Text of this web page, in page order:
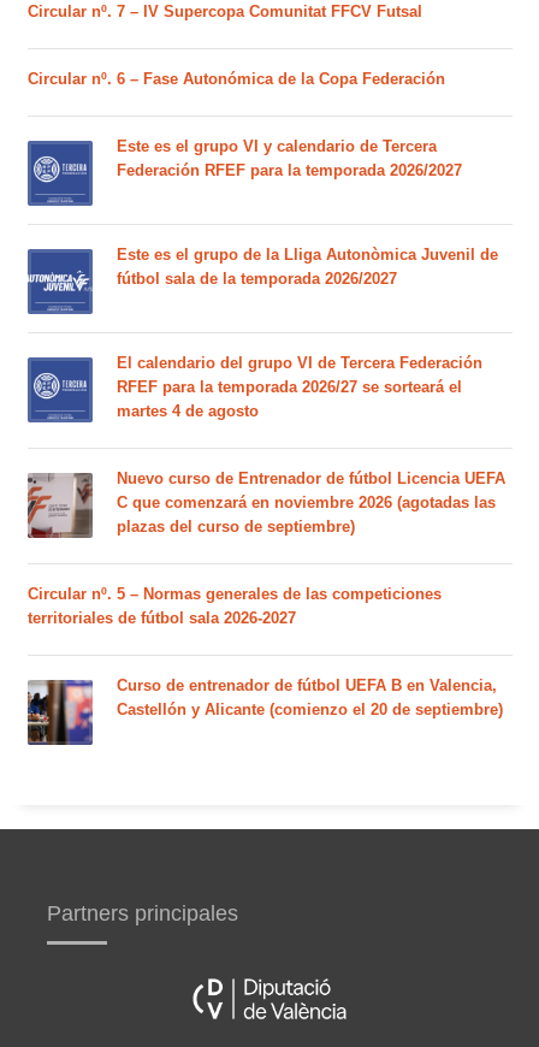
Circular nº. 7 – IV Supercopa Comunitat FFCV Futsal
Circular nº. 6 – Fase Autonómica de la Copa Federación
Este es el grupo VI y calendario de Tercera
Federación RFEF para la temporada 2026/2027
Este es el grupo de la Lliga Autonòmica Juvenil de
fútbol sala de la temporada 2026/2027
El calendario del grupo VI de Tercera Federación
RFEF para la temporada 2026/27 se sorteará el
martes 4 de agosto
Nuevo curso de Entrenador de fútbol Licencia UEFA
C que comenzará en noviembre 2026 (agotadas las
plazas del curso de septiembre)
Circular nº. 5 – Normas generales de las competiciones
territoriales de fútbol sala 2026-2027
Curso de entrenador de fútbol UEFA B en Valencia,
Castellón y Alicante (comienzo el 20 de septiembre)
Partners principales